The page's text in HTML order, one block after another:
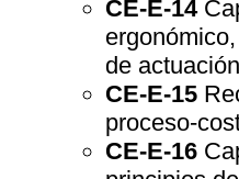
CE-E-14
de
CE-E-15
proceso-
CE-E-16